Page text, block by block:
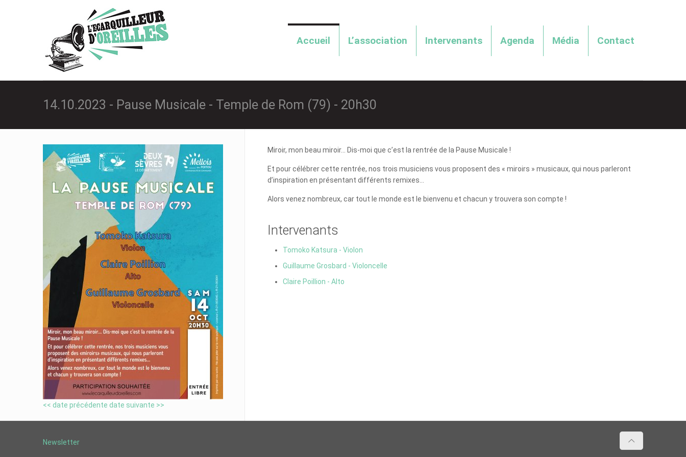
Accueil L’association Intervenants Agenda Média Contact
14.10.2023 - Pause Musicale - Temple de Rom (79) - 20h30
Miroir, mon beau miroir... Dis-moi que c’est la rentrée de la Pause Musicale !
Et pour célébrer cette rentrée, nos trois musiciens vous proposent des « miroirs » musicaux, qui nous parleront
d’inspiration en présentant différents remixes...
Alors venez nombreux, car tout le monde est le bienvenu et chacun y trouvera son compte !
Intervenants
Tomoko Katsura - Violon
Guillaume Grosbard - Violoncelle
Claire Poillion - Alto
<< date précédente date suivante >>
Newsletter